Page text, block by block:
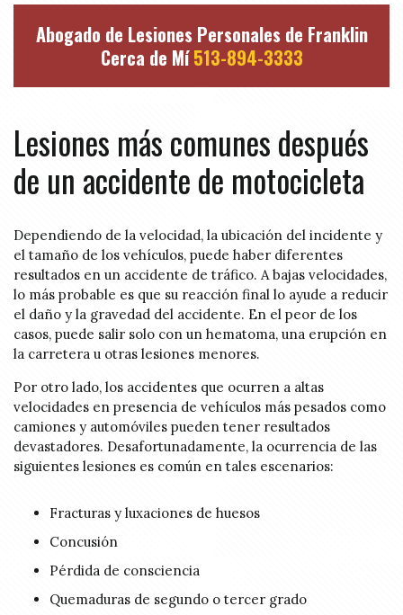
Abogado de Lesiones Personales de Franklin
Cerca de Mí513-894-3333
Lesiones más comunes después
de un accidente de motocicleta
Dependiendo de la velocidad, la ubicación del incidente y
el tamaño de los vehículos, puede haber diferentes
resultados en un accidente de tráfico. A bajas velocidades,
lo más probable es que su reacción final lo ayude a reducir
el daño y la gravedad del accidente. En el peor de los
casos, puede salir solo con un hematoma, una erupción en
la carretera u otras lesiones menores.
Por otro lado, los accidentes que ocurren a altas
velocidades en presencia de vehículos más pesados como
camiones y automóviles pueden tener resultados
devastadores. Desafortunadamente, la ocurrencia de las
siguientes lesiones es común en tales escenarios:
Fracturas y luxaciones de huesos
Concusión
Pérdida de consciencia
Quemaduras de segundo o tercer grado